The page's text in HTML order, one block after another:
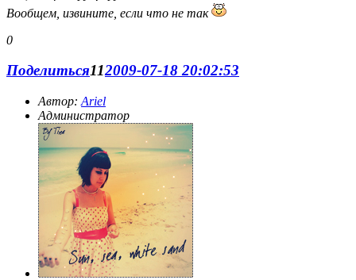
Вообщем, извините, если что не так
0
Поделиться112009-07-18 20:02:53
Автор: Ariel
Администратор